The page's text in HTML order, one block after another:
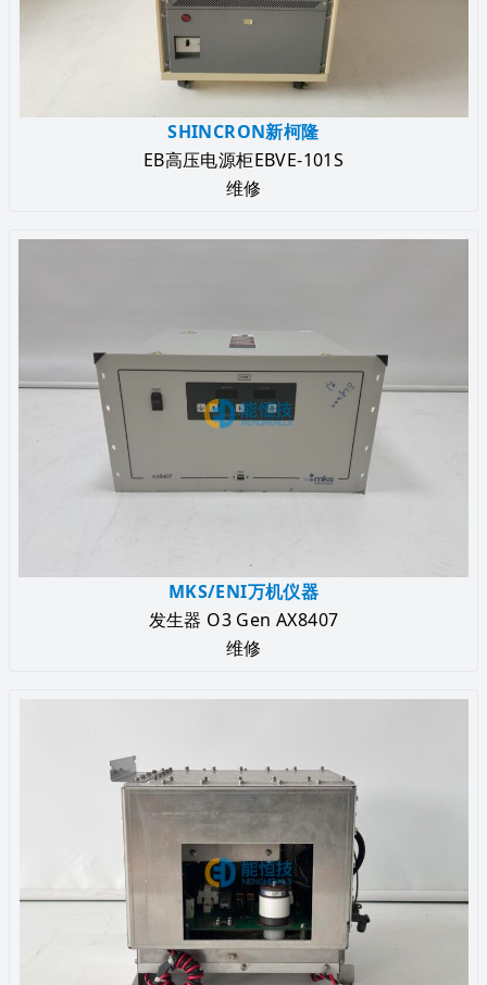
SHINCRON新柯隆
EB高压电源柜EBVE-101S
维修
MKS/ENI万机仪器
发生器 O3 Gen AX8407
维修